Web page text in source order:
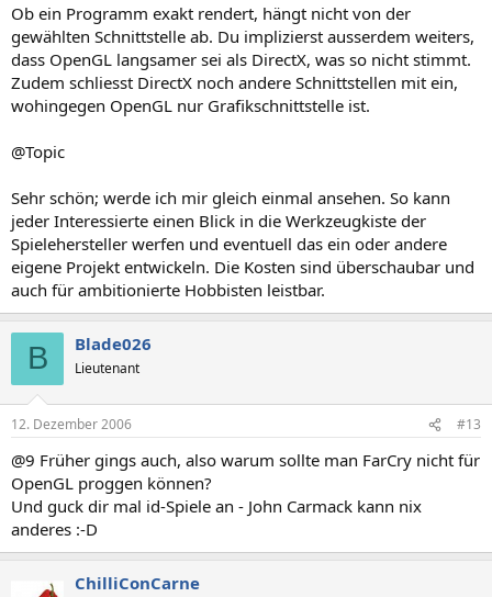
Ob ein Programm exakt rendert, hängt nicht von der
gewählten Schnittstelle ab. Du implizierst ausserdem weiters,
dass OpenGL langsamer sei als DirectX, was so nicht stimmt.
Zudem schliesst DirectX noch andere Schnittstellen mit ein,
wohingegen OpenGL nur Grafikschnittstelle ist.
@Topic
Sehr schön; werde ich mir gleich einmal ansehen. So kann
jeder Interessierte einen Blick in die Werkzeugkiste der
Spielehersteller werfen und eventuell das ein oder andere
eigene Projekt entwickeln. Die Kosten sind überschaubar und
auch für ambitionierte Hobbisten leistbar.
B Blade026
Lieutenant
12. Dezember 2006 #13
@9 Früher gings auch, also warum sollte man FarCry nicht für
OpenGL proggen können?
Und guck dir mal id-Spiele an - John Carmack kann nix
anderes :-D
ChilliConCarne